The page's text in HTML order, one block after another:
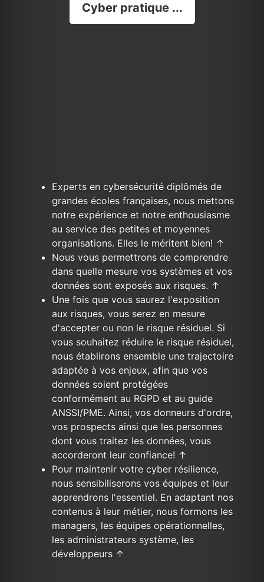
Cyber pratique ...
Experts en cybersécurité diplômés de
grandes écoles françaises, nous mettons
notre expérience et notre enthousiasme
au service des petites et moyennes
organisations. Elles le méritent bien! ↑
Nous vous permettrons de comprendre
dans quelle mesure vos systèmes et vos
données sont exposés aux risques. ↑
Une fois que vous saurez l'exposition
aux risques, vous serez en mesure
d'accepter ou non le risque résiduel. Si
vous souhaitez réduire le risque résiduel,
nous établirons ensemble une trajectoire
adaptée à vos enjeux, afin que vos
données soient protégées
conformément au RGPD et au guide
ANSSI/PME. Ainsi, vos donneurs d'ordre,
vos prospects ainsi que les personnes
dont vous traitez les données, vous
accorderont leur confiance! ↑
Pour maintenir votre cyber résilience,
nous sensibiliserons vos équipes et leur
apprendrons l'essentiel. En adaptant nos
contenus à leur métier, nous formons les
managers, les équipes opérationnelles,
les administrateurs système, les
développeurs ↑